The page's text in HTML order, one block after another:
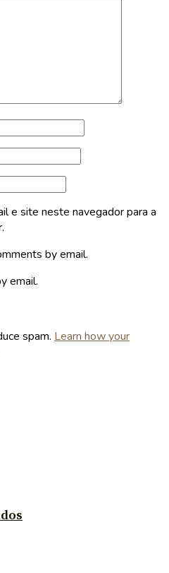
e site neste navegador para a
by email.
email.
spam. Learn how your